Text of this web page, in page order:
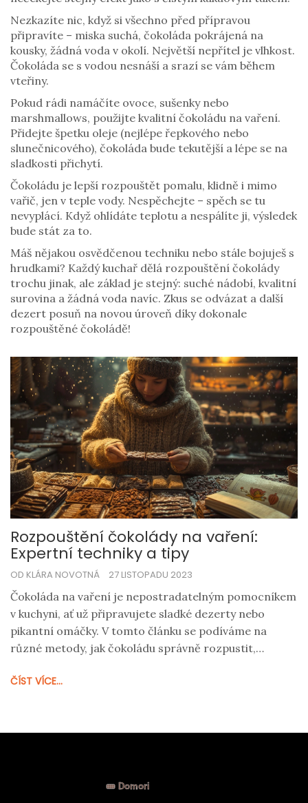
Nezkazíte nic, když si všechno před přípravou
připravíte – miska suchá, čokoláda pokrájená na
kousky, žádná voda v okolí. Největší nepřítel je vlhkost.
Čokoláda se s vodou nesnáší a srazí se vám během
vteřiny.
Pokud rádi namáčíte ovoce, sušenky nebo
marshmallows, použijte kvalitní čokoládu na vaření.
Přidejte špetku oleje (nejlépe řepkového nebo
slunečnicového), čokoláda bude tekutější a lépe se na
sladkosti přichytí.
Čokoládu je lepší rozpouštět pomalu, klidně i mimo
vařič, jen v teple vody. Nespěchejte – spěch se tu
nevyplácí. Když ohlídáte teplotu a nespálíte ji, výsledek
bude stát za to.
Máš nějakou osvědčenou techniku nebo stále bojuješ s
hrudkami? Každý kuchař dělá rozpouštění čokolády
trochu jinak, ale základ je stejný: suché nádobí, kvalitní
surovina a žádná voda navíc. Zkus se odvázat a další
dezert posuň na novou úroveň díky dokonale
rozpouštěné čokoládě!
Rozpouštění čokolády na vaření:
Expertní techniky a tipy
OD KLÁRA NOVOTNÁ 27 LISTOPADU 2023
Čokoláda na vaření je nepostradatelným pomocníkem
v kuchyni, ať už připravujete sladké dezerty nebo
pikantní omáčky. V tomto článku se podíváme na
různé metody, jak čokoládu správně rozpustit,
zbytečných nehod. Naučíme se, jak rozpoznat kvalitní
ČÍST VÍCE...